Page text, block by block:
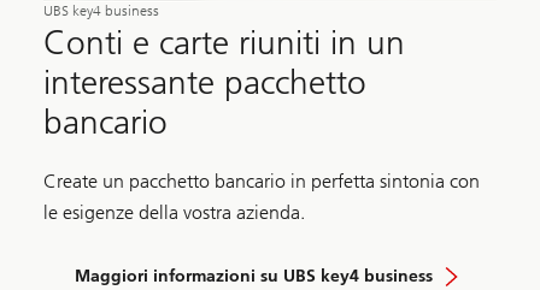
UBS key4 business
Conti e carte riuniti in un
interessante pacchetto
bancario
Create un pacchetto bancario in perfetta sintonia con
le esigenze della vostra azienda.
Maggiori informazioni su UBS key4 business